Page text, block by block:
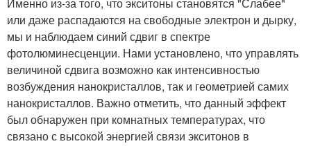
Именно из-за того, что экситоны становятся "Слабее"
или даже распадаются на свободные электрон и дырку,
мы и наблюдаем синий сдвиг в спектре
фотолюминесценции. Нами установлено, что управлять
величиной сдвига возможно как интенсивностью
возбуждения нанокристаллов, так и геометрией самих
нанокристаллов. Важно отметить, что данный эффект
был обнаружен при комнатных температурах, что
связано с высокой энергией связи экситонов в